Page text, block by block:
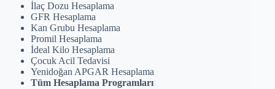
İlaç Dozu Hesaplama
GFR Hesaplama
Kan Grubu Hesaplama
Promil Hesaplama
İdeal Kilo Hesaplama
Çocuk Acil Tedavisi
Yenidoğan APGAR Hesaplama
Tüm Hesaplama Programları